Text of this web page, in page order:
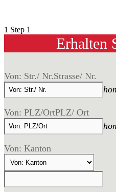
1 Step 1
Erhalten
Von: Str./ Nr.Strasse/ Nr.
Von: PLZ/OrtPLZ/ Ort
Von: Kanton